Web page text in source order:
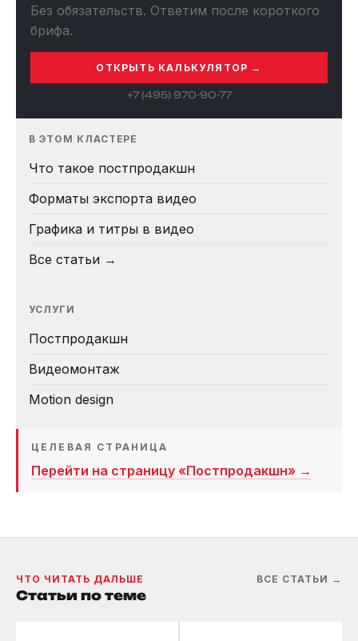
Без обязательств. Ответим после короткого
брифа.
ОТКРЫТЬ КАЛЬКУЛЯТОР →
+7 (495) 970-90-77
В ЭТОМ КЛАСТЕРЕ
Что такое постпродакшн
Форматы экспорта видео
Графика и титры в видео
Все статьи →
УСЛУГИ
Постпродакшн
Видеомонтаж
Motion design
ЦЕЛЕВАЯ СТРАНИЦА
Перейти на страницу «Постпродакшн» →
ЧТО ЧИТАТЬ ДАЛЬШЕ
Статьи по теме
ВСЕ СТАТЬИ →